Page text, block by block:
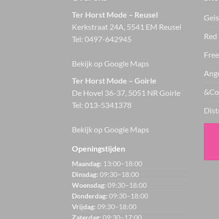
Ter Horst Mode – Reusel
Kerkstraat 24A, 5541 EM Reusel
Tel: 0497-642945
Bekijk op Google Maps
Ter Horst Mode – Goirle
De Hovel 36-37, 5051 NR Goirle
Tel: 013-5341378
Bekijk op Google Maps
Openingstijden
Maandag: 13:00–18:00
Dinsdag: 09:30–18:00
Woensdag: 09:30–18:00
Donderdag: 09:30–18:00
Vrijdag: 09:30–18:00